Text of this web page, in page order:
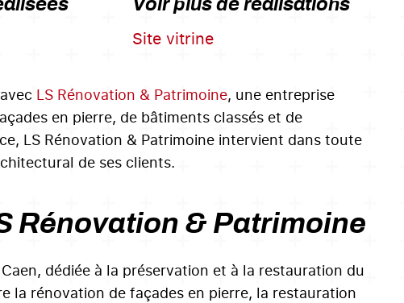
Voir plus de réalisations
Site vitrine
LS Rénovation & Patrimoine, une entreprise
en pierre, de bâtiments classés et de
LS Rénovation & Patrimoine intervient dans toute
de ses clients.
Rénovation & Patrimoine
dédiée à la préservation et à la restauration du
la rénovation de façades en pierre, la restauration